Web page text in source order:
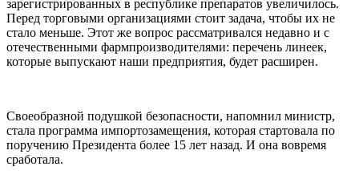
зарегистрированных в республике препаратов увеличи­лось.
Перед торговыми органи­зациями стоит задача, чтобы их не
стало меньше. Этот же вопрос рассматривался недавно и с
оте­чественными фармпроизводите­лями: перечень линеек,
которые выпускают наши предприятия, будет расширен.
Своеобразной подушкой безопасности, напомнил ми­нистр,
стала программа импор­тозамещения, которая старто­вала по
поручению Президента более 15 лет назад. И она вовре­мя
сработала.